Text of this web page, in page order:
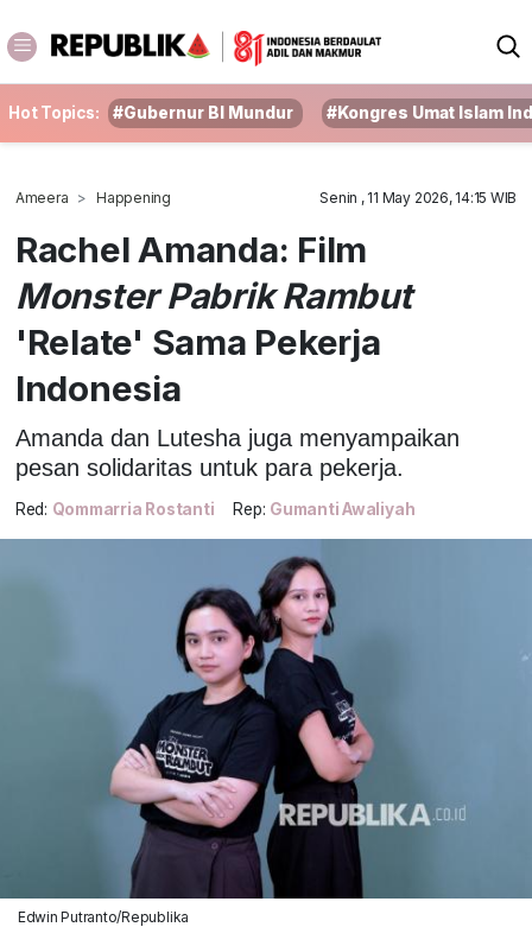
Hot Topics: #Gubernur BI Mundur #Kongres Umat Islam
Ameera Happening Senin , 11 May 2026, 14:15 WIB
Rachel Amanda: Film
Monster Pabrik Rambut
'Relate' Sama Pekerja
Indonesia
Amanda dan Lutesha juga menyampaikan
pesan solidaritas untuk para pekerja.
Red: Qommarria Rostanti Rep: Gumanti Awaliyah
Edwin Putranto/Republika